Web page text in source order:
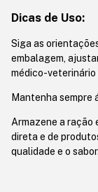
Dicas de Uso:
Siga as
embalagem,
médico-veterinário
Mantenha sempre
Armazene a ração
direta e de
qualidade e o sabor.